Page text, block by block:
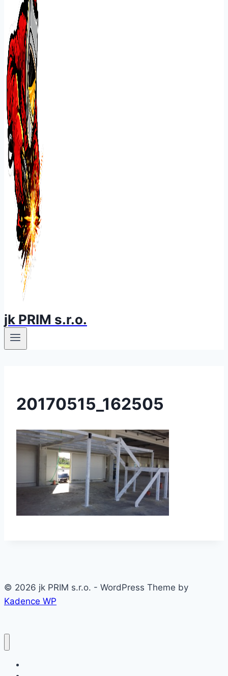
jk PRIM s.r.o.
20170515_162505
© 2026 jk PRIM s.r.o. - WordPress Theme by
Kadence WP